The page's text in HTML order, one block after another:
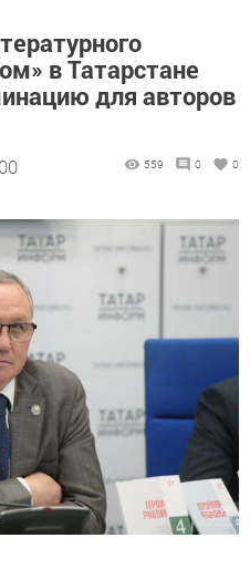
в Татарстане
для авторов
559 0 0